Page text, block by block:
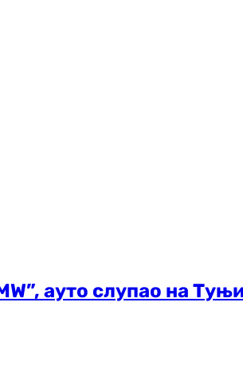
ауто слупао на